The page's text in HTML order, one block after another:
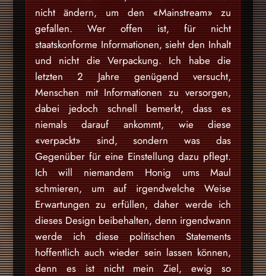
nicht ändern, um den «Mainstream» zu
gefallen. Wer offen ist, für nicht
staatskonforme Informationen, sieht den Inhalt
und nicht die Verpackung. Ich habe die
letzten 2 Jahre genügend versucht,
Menschen mit Informationen zu versorgen,
dabei jedoch schnell bemerkt, dass es
niemals darauf ankommt, wie diese
«verpackt» sind, sondern was das
Gegenüber für eine Einstellung dazu pflegt.
Ich will niemandem Honig ums Maul
schmieren, um auf irgendwelche Weise
Erwartungen zu erfüllen, daher werde ich
dieses Design beibehalten, denn irgendwann
werde ich diese politischen Statements
hoffentlich auch wieder sein lassen können,
denn es ist nicht mein Ziel, ewig so